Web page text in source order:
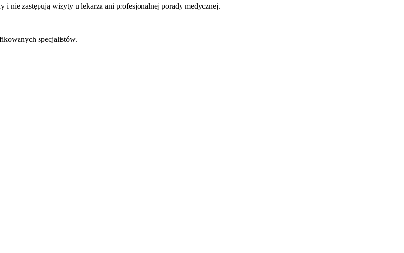
i nie zastępują wizyty u lekarza ani profesjonalnej porady medycznej.
specjalistów.